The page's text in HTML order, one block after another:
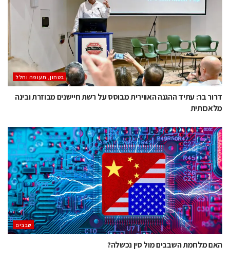
בטחון, תעופה וחלל
דרור בר: עתיד ההגנה האווירית מבוסס על רשת חיישנים מבוזרת ובינה
מלאכותית
‫שבבים‬
האם מלחמת השבבים מול סין נכשלה?